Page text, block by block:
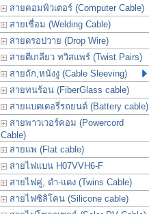
สายคอมพิวเตอร์ (Computer Cable)
สายเชื่อม (Welding Cable)
สายดรอปวาย (Drop Wire)
สายตีเกลียว ทวิสแพร์ (Twist Pairs)
สายถัก,หนังงู (Cable Sleeving)
สายทนร้อน (FiberGlass cable)
สายแบตเตอรี่รถยนต์ (Battery cable)
สายพาวเวอร์คอม (Powercord
Cable)
สายแพ (Flat cable)
สายไฟแบน H07VVH6-F
สายไฟคู่, ดำ-แดง (Twins Cable)
สายไฟซิลิโคน (Silicone cable)